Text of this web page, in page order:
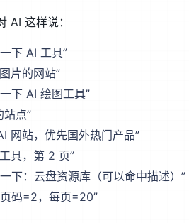
AI 这样说：
下 AI 工具”
片的网站”
下 AI 绘图工具”
站点”
网站，优先国外热门产品”
具，第 2 页”
下：云盘资源库（可以命中描述）”
码=2，每页=20”